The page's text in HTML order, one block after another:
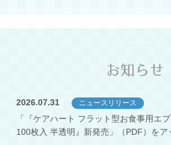
お知らせ
2026.07.31 ニュースリリース
「『ケアハート フラット型お食事用エ
100枚入 半透明』新発売」（PDF）をア